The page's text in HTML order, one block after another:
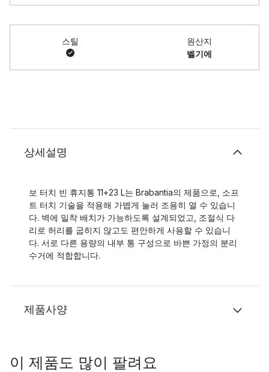
스틸
원산지
벨기에
상세설명
보 터치 빈 휴지통 11+23 L는 Brabantia의 제품으로, 소프
트 터치 기술을 적용해 가볍게 눌러 조용히 열 수 있습니
다. 벽에 밀착 배치가 가능하도록 설계되었고, 조절식 다
리로 허리를 굽히지 않고도 편안하게 사용할 수 있습니
다. 서로 다른 용량의 내부 통 구성으로 바쁜 가정의 분리
수거에 적합합니다.
제품사양
이 제품도 많이 팔려요